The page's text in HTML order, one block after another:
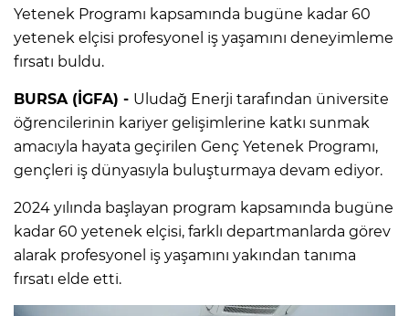
Yetenek Programı kapsamında bugüne kadar 60
yetenek elçisi profesyonel iş yaşamını deneyimleme
fırsatı buldu.
BURSA (İGFA) - Uludağ Enerji tarafından üniversite
öğrencilerinin kariyer gelişimlerine katkı sunmak
amacıyla hayata geçirilen Genç Yetenek Programı,
gençleri iş dünyasıyla buluşturmaya devam ediyor.
2024 yılında başlayan program kapsamında bugüne
kadar 60 yetenek elçisi, farklı departmanlarda görev
alarak profesyonel iş yaşamını yakından tanıma
fırsatı elde etti.